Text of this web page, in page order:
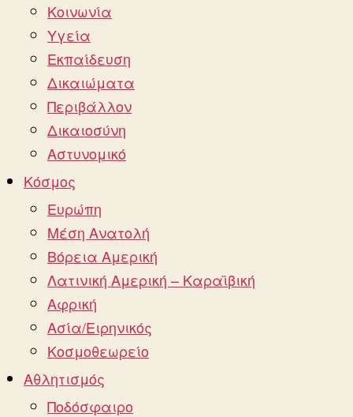
Κοινωνία
Υγεία
Εκπαίδευση
Δικαιώματα
Περιβάλλον
Δικαιοσύνη
Αστυνομικό
Κόσμος
Ευρώπη
Μέση Ανατολή
Βόρεια Αμερική
Λατινική Αμερική – Καραϊβική
Αφρική
Ασία/Ειρηνικός
Κοσμοθεωρείο
Αθλητισμός
Ποδόσφαιρο